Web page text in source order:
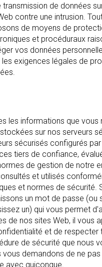
transmission de données
contre une intrusion.
de moyens de
et procéduraux
vos données
les exigences légales de
les informations que vous
sur nos serveurs
sécurisés configurés
tiers de confiance,
de gestion de notre
et utilisés
et normes de sécurité.
un mot de passe (ou
un) qui vous permet
de nos sites Web, il vous
et de respecter
de sécurité que nous
vous demandons de ne
avec quiconque.